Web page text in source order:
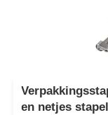
en netjes